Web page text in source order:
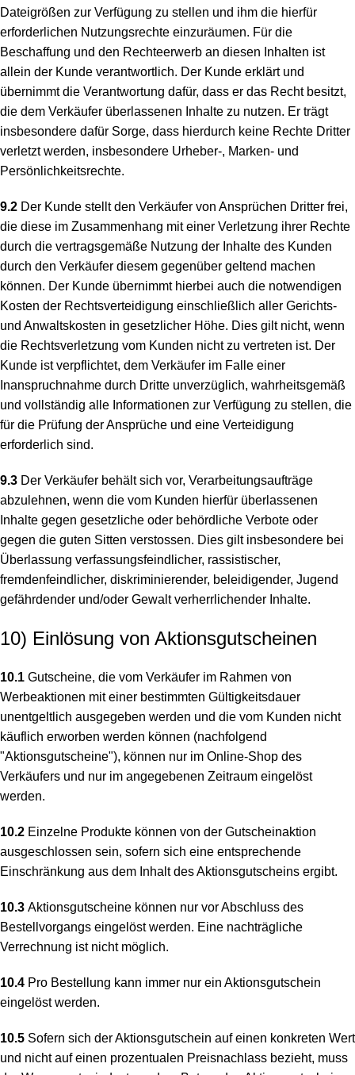
Dateigrößen zur Verfügung zu stellen und ihm die hierfür
erforderlichen Nutzungsrechte einzuräumen. Für die
Beschaffung und den Rechteerwerb an diesen Inhalten ist
allein der Kunde verantwortlich. Der Kunde erklärt und
übernimmt die Verantwortung dafür, dass er das Recht besitzt,
die dem Verkäufer überlassenen Inhalte zu nutzen. Er trägt
insbesondere dafür Sorge, dass hierdurch keine Rechte Dritter
verletzt werden, insbesondere Urheber-, Marken- und
Persönlichkeitsrechte.
9.2 Der Kunde stellt den Verkäufer von Ansprüchen Dritter frei,
die diese im Zusammenhang mit einer Verletzung ihrer Rechte
durch die vertragsgemäße Nutzung der Inhalte des Kunden
durch den Verkäufer diesem gegenüber geltend machen
können. Der Kunde übernimmt hierbei auch die notwendigen
Kosten der Rechtsverteidigung einschließlich aller Gerichts-
und Anwaltskosten in gesetzlicher Höhe. Dies gilt nicht, wenn
die Rechtsverletzung vom Kunden nicht zu vertreten ist. Der
Kunde ist verpflichtet, dem Verkäufer im Falle einer
Inanspruchnahme durch Dritte unverzüglich, wahrheitsgemäß
und vollständig alle Informationen zur Verfügung zu stellen, die
für die Prüfung der Ansprüche und eine Verteidigung
erforderlich sind.
9.3 Der Verkäufer behält sich vor, Verarbeitungsaufträge
abzulehnen, wenn die vom Kunden hierfür überlassenen
Inhalte gegen gesetzliche oder behördliche Verbote oder
gegen die guten Sitten verstossen. Dies gilt insbesondere bei
Überlassung verfassungsfeindlicher, rassistischer,
fremdenfeindlicher, diskriminierender, beleidigender, Jugend
gefährdender und/oder Gewalt verherrlichender Inhalte.
10) Einlösung von Aktionsgutscheinen
10.1 Gutscheine, die vom Verkäufer im Rahmen von
Werbeaktionen mit einer bestimmten Gültigkeitsdauer
unentgeltlich ausgegeben werden und die vom Kunden nicht
käuflich erworben werden können (nachfolgend
"Aktionsgutscheine"), können nur im Online-Shop des
Verkäufers und nur im angegebenen Zeitraum eingelöst
werden.
10.2 Einzelne Produkte können von der Gutscheinaktion
ausgeschlossen sein, sofern sich eine entsprechende
Einschränkung aus dem Inhalt des Aktionsgutscheins ergibt.
10.3 Aktionsgutscheine können nur vor Abschluss des
Bestellvorgangs eingelöst werden. Eine nachträgliche
Verrechnung ist nicht möglich.
10.4 Pro Bestellung kann immer nur ein Aktionsgutschein
eingelöst werden.
10.5 Sofern sich der Aktionsgutschein auf einen konkreten Wert
und nicht auf einen prozentualen Preisnachlass bezieht, muss